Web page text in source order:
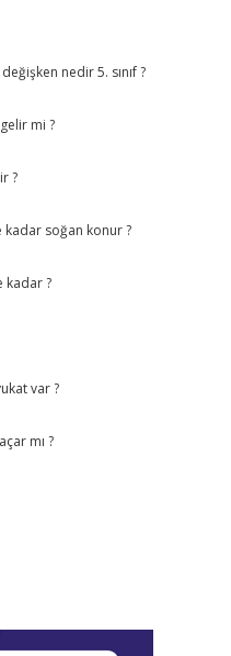
nedir 5. sınıf ?
mi ?
?
kadar soğan konur ?
kadar ?
var ?
mı ?